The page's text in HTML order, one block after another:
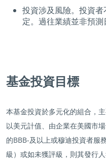
投資涉及風險。投資
定。過往業績並非預測
基金投資目標
本基金投資於多元化的組合，
以美元計值、由企業在美國市
的BBB-及以上或穆迪投資者服
級）或如未獲評級，則其發行